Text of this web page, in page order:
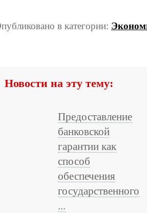
в категории:
Новости на эту тему:
Предоставление
банковской
гарантии как
способ
обеспечения
государственного
...